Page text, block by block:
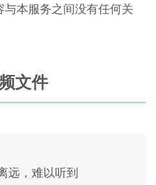
本服务之间没有任何关
文件
远，难以听到